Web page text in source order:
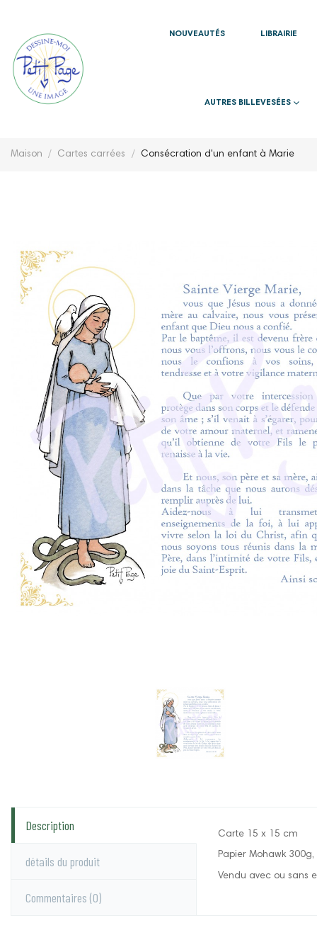
NOUVEAUTÉS LIBRAIRIE
AUTRES BILLEVESÉES
Maison Cartes carrées Consécration d'un enfant à Marie
Description
détails du produit
Commentaires (0)
Carte 15 x 15 cm
Papier Mohawk
Vendu avec ou sans